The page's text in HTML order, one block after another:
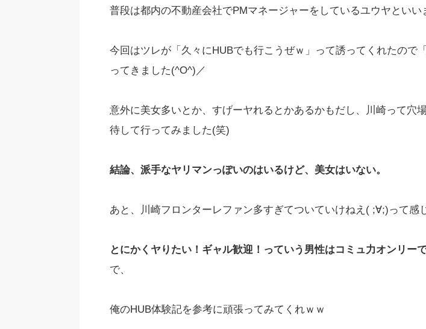
普段は都内の不動産会社でPMマネージャーをしているユウヤとい
今回はツレが「久々にHUBでも行こうぜｗ」って誘ってくれたので
ってきました(^O^)／
意外に美女多いとか、すげーヤれるとかあるかもだし、川崎って穴
待して行ってみました(笑)
結論、派手なヤリマンっぽいのはいるけど、美女はいない。
あと、川崎フロンターレファン多すぎてついていけねえ( ;∀;)って感
とにかくヤりたい！ギャル歓迎！っていう男性はコミュ力オンリー
で、
俺のHUB体験記を参考に頑張ってみてくれｗｗ